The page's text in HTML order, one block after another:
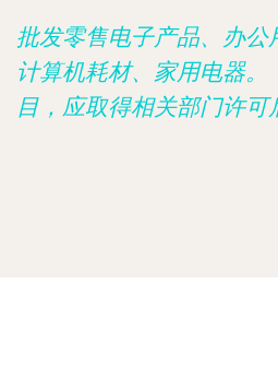
批发零售电子产品、办公
计算机耗材、家用电器。
目，应取得相关部门许可